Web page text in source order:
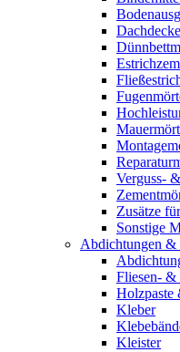
Verguss-
Zusätze
Sonstige
Abdichtungen &
Fliesen- &
Holzpaste
Kleber
Kleister